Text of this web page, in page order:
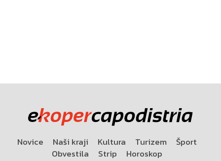
Novice Naši kraji Kultura Turizem
Šport
Obvestila
Strip Horoskop